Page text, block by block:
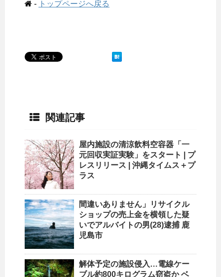
- トップページへ戻る
関連記事
屋内施設の清涼飲料空容器「一
元回収実証実験」をスタート | プ
レスリリース | 沖縄タイムス＋プ
ラス
間違いありません」
リサイクル
ショップの売上金を横領した疑
いでアルバイトの男(28)逮捕 鹿
児島市
解体予定の施設侵入…電線ケー
ブル約800キログラム窃盗か ベ